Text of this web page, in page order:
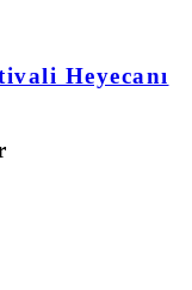
Heyecanı